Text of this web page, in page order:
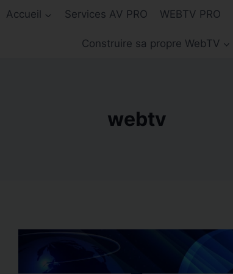
Accueil Services AV PRO WEBTV PRO
Construire sa propre WebTV
webtv